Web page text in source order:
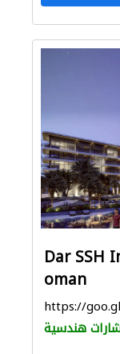
Dar SSH
oman
هندسية